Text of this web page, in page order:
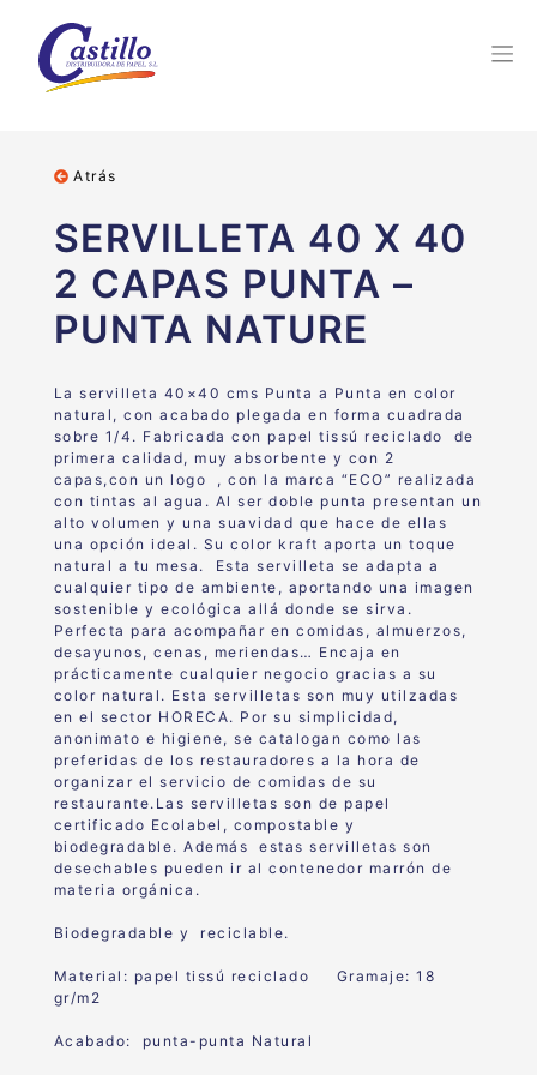
Atrás
SERVILLETA 40 X 40
2 CAPAS PUNTA –
PUNTA NATURE
La servilleta 40×40 cms Punta a Punta en color
natural, con acabado plegada en forma cuadrada
sobre 1/4. Fabricada con papel tissú reciclado de
primera calidad, muy absorbente y con 2
capas,con un logo , con la marca “ECO” realizada
con tintas al agua. Al ser doble punta presentan un
alto volumen y una suavidad que hace de ellas
una opción ideal. Su color kraft aporta un toque
natural a tu mesa. Esta servilleta se adapta a
cualquier tipo de ambiente, aportando una imagen
sostenible y ecológica allá donde se sirva.
Perfecta para acompañar en comidas, almuerzos,
desayunos, cenas, meriendas… Encaja en
prácticamente cualquier negocio gracias a su
color natural. Esta servilletas son muy utilzadas
en el sector HORECA. Por su simplicidad,
anonimato e higiene, se catalogan como las
preferidas de los restauradores a la hora de
organizar el servicio de comidas de su
restaurante.Las servilletas son de papel
certificado Ecolabel, compostable y
biodegradable. Además estas servilletas son
desechables pueden ir al contenedor marrón de
materia orgánica.
Biodegradable y reciclable.
Material: papel tissú reciclado Gramaje: 18
gr/m2
Acabado: punta-punta Natural